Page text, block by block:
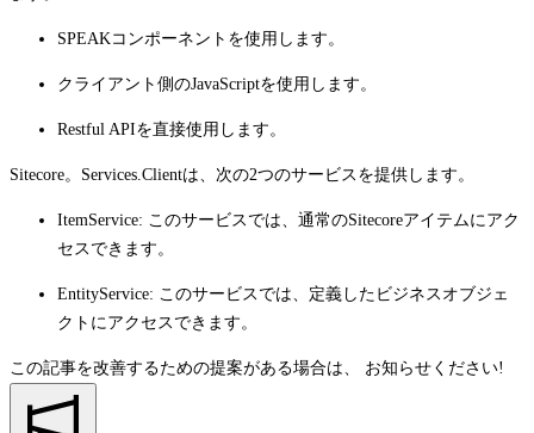
SPEAKコンポーネントを使用します。
クライアント側のJavaScriptを使用します。
Restful APIを直接使用します。
Sitecore。Services.Clientは、次の2つのサービスを提供します。
ItemService: このサービスでは、通常のSitecoreアイテムにアク
セスできます。
EntityService: このサービスでは、定義したビジネスオブジェ
クトにアクセスできます。
この記事を改善するための提案がある場合は、 お知らせください!